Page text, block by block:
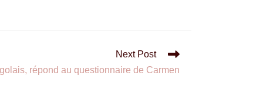
Next Post
répond au questionnaire de Carmen